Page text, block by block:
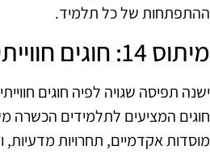
ההתפתחות של כל תלמיד.
מיתוס 14: חוגים חווייתיים לא מציעים מסלולי הכשרה מקצועיים
ישנה תפיסה שגויה לפיה חוגים
חוגים המציעים לתלמידים הכשרה
מוסדות אקדמיים, תחרויות